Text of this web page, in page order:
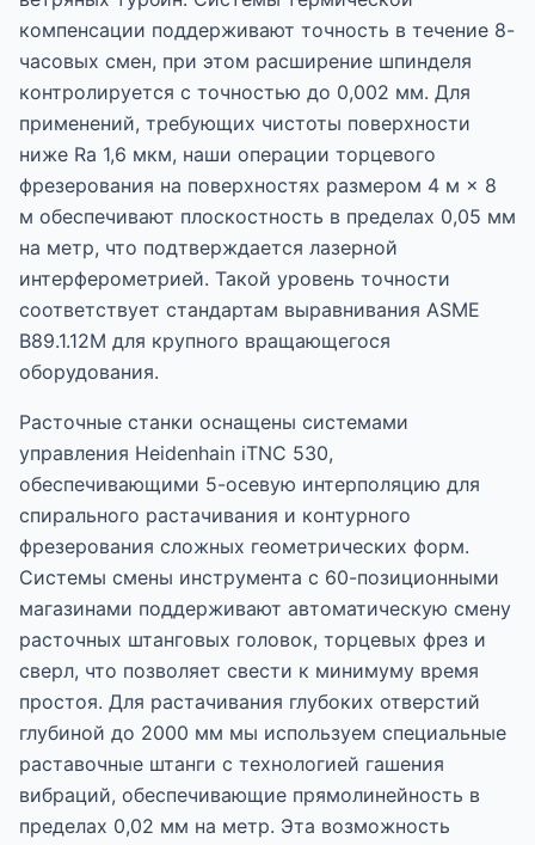
компенсации поддерживают точность в течение 8-
часовых смен, при этом расширение шпинделя
контролируется с точностью до 0,002 мм. Для
применений, требующих чистоты поверхности
ниже Ra 1,6 мкм, наши операции торцевого
фрезерования на поверхностях размером 4 м × 8
м обеспечивают плоскостность в пределах 0,05 мм
на метр, что подтверждается лазерной
интерферометрией. Такой уровень точности
соответствует стандартам выравнивания ASME
B89.1.12M для крупного вращающегося
оборудования.
Расточные станки оснащены системами
управления Heidenhain iTNC 530,
обеспечивающими 5-осевую интерполяцию для
спирального растачивания и контурного
фрезерования сложных геометрических форм.
Системы смены инструмента с 60-позиционными
магазинами поддерживают автоматическую смену
расточных штанговых головок, торцевых фрез и
сверл, что позволяет свести к минимуму время
простоя. Для растачивания глубоких отверстий
глубиной до 2000 мм мы используем специальные
раставочные штанги с технологией гашения
вибраций, обеспечивающие прямолинейность в
пределах 0,02 мм на метр. Эта возможность